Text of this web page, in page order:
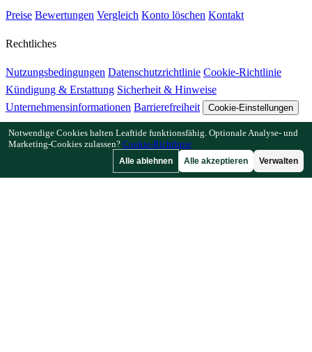
Preise Bewertungen Vergleich Konto löschen Kontakt
Rechtliches
Nutzungsbedingungen Datenschutzrichtlinie Cookie-Richtlinie
Kündigung & Erstattung Sicherheit & Hinweise
Unternehmensinformationen Barrierefreiheit Cookie-Einstellungen
Funktionen
Beetplaner-Anleitung Pflanzenbibliothek
Gartengalerie
Notwendige Cookies halten Leaftide funktionsfähig. Optionale Analyse- und
Marketing-Cookies zulassen? Cookie-Richtlinie
Alle ablehnen Alle akzeptieren Verwalten